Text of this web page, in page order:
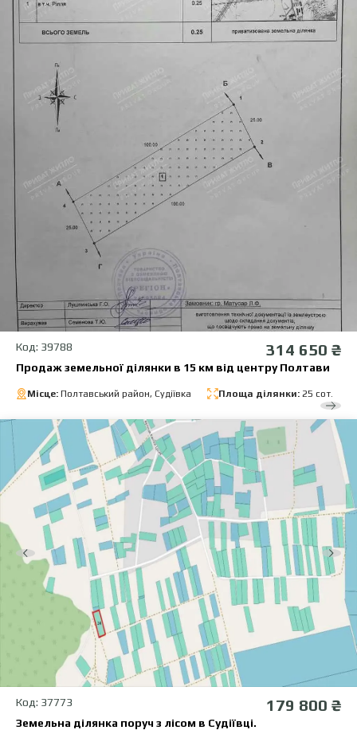
Код: 39788 314 650 ₴
Продаж земельної ділянки в 15 км від центру Полтави
Місце: Полтавський район, Судіївка Площа ділянки: 25 сот.
Код: 37773 179 800 ₴
Земельна ділянка поруч з лісом в Судіївці.